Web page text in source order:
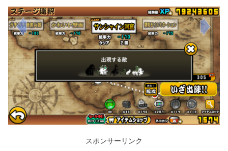
スポンサーリンク